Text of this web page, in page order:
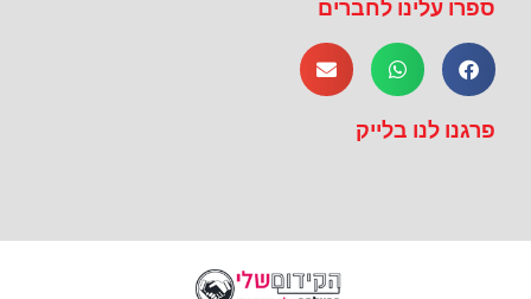
ספרו עלינו לחברים
פרגנו לנו בלייק